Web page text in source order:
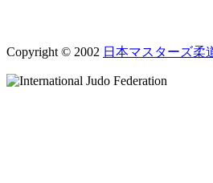
Copyright © 2002 日本マスターズ柔